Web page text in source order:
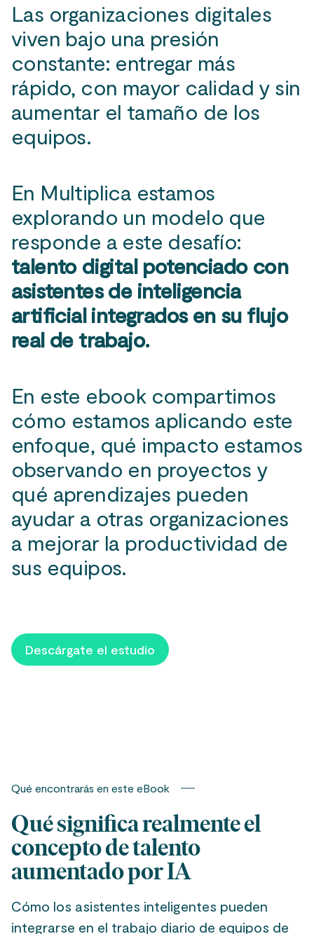
Las organizaciones digitales
viven bajo una presión
constante: entregar más
rápido, con mayor calidad y sin
aumentar el tamaño de los
equipos.
En Multiplica estamos
explorando un modelo que
responde a este desafío:
talento digital potenciado con
asistentes de inteligencia
artificial integrados en su flujo
real de trabajo.
En este ebook compartimos
cómo estamos aplicando este
enfoque, qué impacto estamos
observando en proyectos y
qué aprendizajes pueden
ayudar a otras organizaciones
a mejorar la productividad de
sus equipos.
Descárgate el estudio
Qué encontrarás en este eBook
Qué significa realmente el
concepto de talento
aumentado por IA
Cómo los asistentes inteligentes pueden
integrarse en el trabajo diario de equipos de